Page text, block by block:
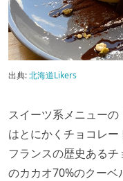
出典:北海道Likers
スイーツ系メニューの
はとにかくチョコレー
フランスの歴史あるチ
のカカオ70%のクー